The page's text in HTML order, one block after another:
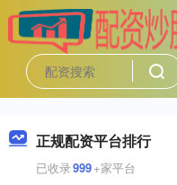
正规配资平台排行
已收录999+家平台